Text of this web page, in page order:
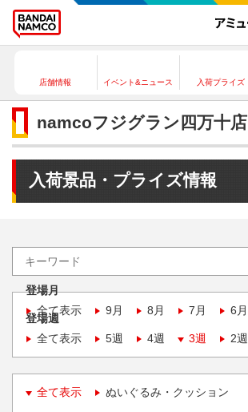
店舗情報 イベント&ニュース 入荷プライズ
namcoフジグラン四万十店
入荷景品・プライズ情報
登場月
全て表示
9月 8月 7月 6月
登場週
全て表示
5週 4週 3週 2週
全て表示 ぬいぐるみ・クッション